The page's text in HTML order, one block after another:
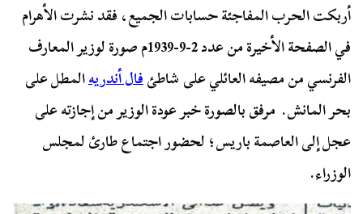
أربكت الحرب المفاجئة حسابات الجميع، فقد نشرت الأهرام
في الصفحة الأخيرة من عدد 2-9-1939م صورة لوزير المعارف
الفرنسي من مصيفه العائلي على شاطئفال أندريهالمطل على
بحر المانش. مرفق بالصورة خبر عودة الوزير من إجازته على
عجل إلى العاصمة باريس؛ لحضور اجتماع طارئ لمجلس
الوزراء.